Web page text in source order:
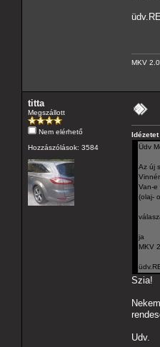
MKV
titta
Megszállott
Nem elérhető
Hozzászólások: 3584
Üdv
Az új
Van-e
(olaj-
ja
MKV
Szia!
Udv.